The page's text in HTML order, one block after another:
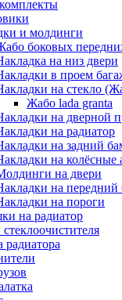
и молдинги
боковых
на низ двери
в проем
на стекло
Жабо lada granta
на дверной
на радиатор
на задний
на колёсные
на двери
на передний
на пороги
на радиатор
радиатора